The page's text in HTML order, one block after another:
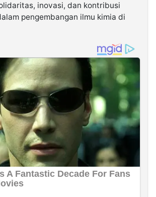
inovasi, dan kontribusi
pengembangan ilmu kimia di